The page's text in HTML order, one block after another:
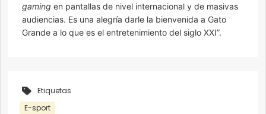
gaming en pantallas de nivel internacional y de masivas
audiencias. Es una alegría darle la bienvenida a Gato
Grande a lo que es el entretenimiento del siglo XXI”.
Etiquetas
E-sport